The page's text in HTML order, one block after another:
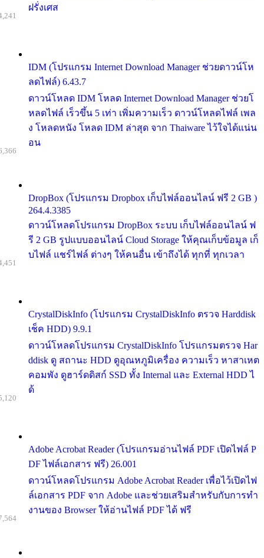
ฝรั่งเศส
IDM (โปรแกรม Internet Download Manager ช่วยดาวน์โห
ลดไฟล์) 6.43.7
ดาวน์โหลด IDM โหลด Internet Download Manager ช่วยโ
หลดไฟล์ เร็วขึ้น 5 เท่า เพิ่มความเร็ว ดาวน์โหลดไฟล์ เพล
ง โหลดหนัง โหลด IDM ล่าสุด จาก Thaiware ไว้ใจได้แน่น
อน
DropBox (โปรแกรม Dropbox เก็บไฟล์ออนไลน์ ฟรี 2 GB )
264.4.3385
ดาวน์โหลดโปรแกรม DropBox ระบบ เก็บไฟล์ออนไลน์ ฟ
รี 2 GB รูปแบบออนไลน์ Cloud Storage ให้คุณเก็บข้อมูล เก็
บไฟล์ แชร์ไฟล์ ต่างๆ ให้คนอื่น เข้าถึงได้ ทุกที่ ทุกเวลา
CrystalDiskInfo (โปรแกรม CrystalDiskInfo ตรวจ Harddisk
เช็ค HDD) 9.9.1
ดาวน์โหลดโปรแกรม CrystalDiskInfo โปรแกรมตรวจ Har
ddisk ดู สถานะ HDD ดูอุณหภูมิเครื่อง ความเร็ว หาสาเหต
คอมพัง ดูฮาร์ดดิสก์ SSD ทั้ง Internal และ External HDD ไ
ด้
Adobe Acrobat Reader (โปรแกรมอ่านไฟล์ PDF เปิดไฟล์ P
DF ไฟล์เอกสาร ฟรี) 26.001
ดาวน์โหลดโปรแกรม Adobe Acrobat Reader เพื่อไว้เปิดไฟ
ล์เอกสาร PDF จาก Adobe และช่วยเสริมสำหรับกับการทำ
งานของ Browser ให้อ่านไฟล์ PDF ได้ ฟรี